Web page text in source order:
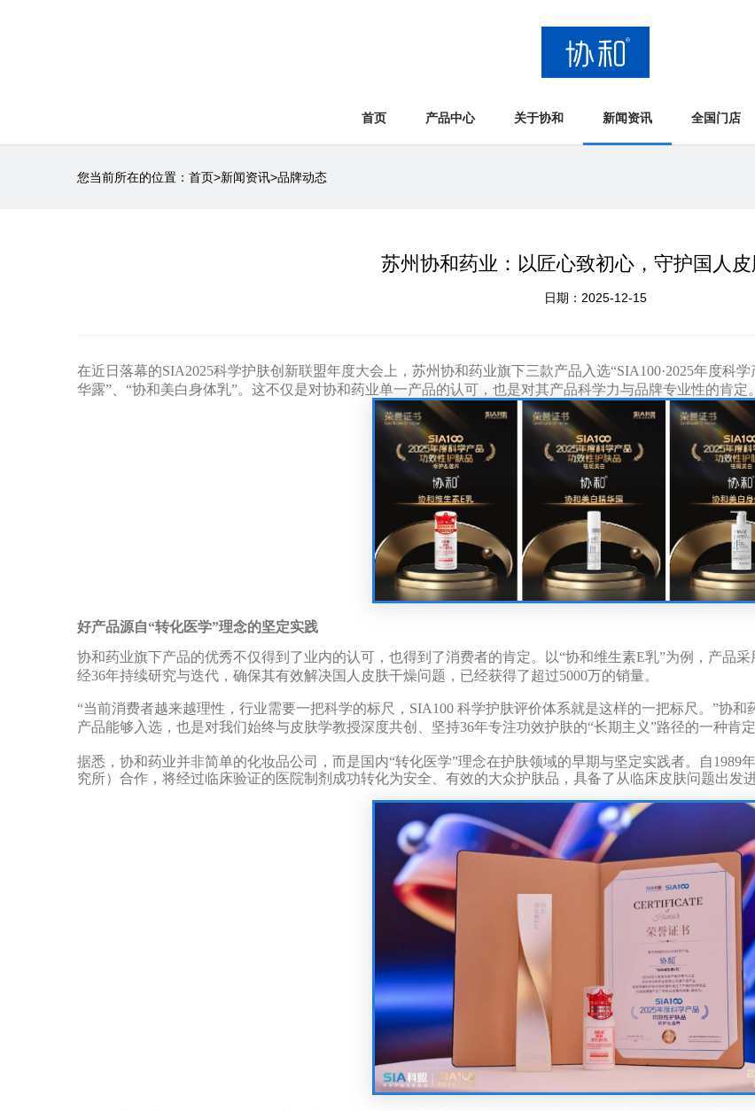
首页 产品中心 关于协和 新闻资讯 全国门店
您当前所在的位置： 首页>新闻资讯>品牌动态
苏州协和药业：以匠心致初心，守护国人
日期：2025-12-15
在近日落幕的SIA2025科学护肤创新联盟年度大会上，苏州协和药业旗下三款产品入选“SIA100·2025年度科学
华露” “协和美白身体乳”。这不仅是对协和药业单一产品的认可，也是对其产品科学力与品牌专业性的肯定。
好产品源自“转化医学”理念的坚定实践
协和药业旗下产品的优秀不仅得到了业内的认可，也得到了消费者的肯定。
以“协和维生素E乳”为例，产品采
经36年持续研究与迭代，确保其有效解决国人皮肤干燥问题，已经获得了超过5000万的销量。
“当前消费者越来越理性，行业需要一把科学的标尺， SIA100 科学护肤评价体系就是这样的一把标尺。 ”协和
产品能够入选，也是对我们始终与皮肤学教授深度共创、坚持36年专注功效护肤的“长期主义”路径的一种肯定
据悉，协和药业并非简单的化妆品公司，而是国内“转化医学”理念在护肤领域的早期与坚定实践者。自1989
究所）合作，将经过临床验证的医院制剂成功转化为安全、有效的大众护肤品，具备了从临床皮肤问题出发